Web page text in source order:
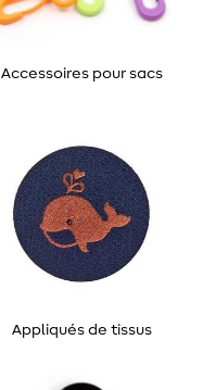
Accessoires pour sacs
Appliqués de tissus